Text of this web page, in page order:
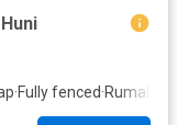
·Fully fenced·Rumah